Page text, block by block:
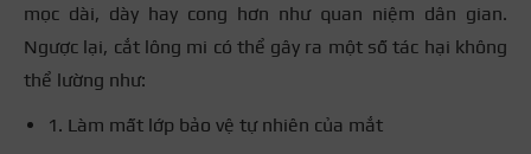
mọc dài, dày hay cong hơn như quan niệm dân gian.
Ngược lại, cắt lông mi có thể gây ra một số tác hại không
thể lường như:
1. Làm mất lớp bảo vệ tự nhiên của mắt